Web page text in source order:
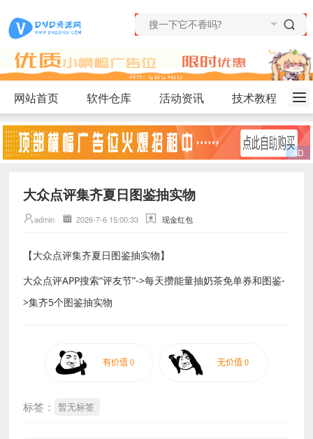
网站首页 软件仓库 活动资讯 技术教程
大众点评集齐夏日图鉴抽实物
admin 2026-7-6 15:00:33 现金红包
【大众点评集齐夏日图鉴抽实物】
大众点评APP搜索“评友节”->每天攒能量抽奶茶免单券和图鉴-
>集齐5个图鉴抽实物
标签： 暂无标签